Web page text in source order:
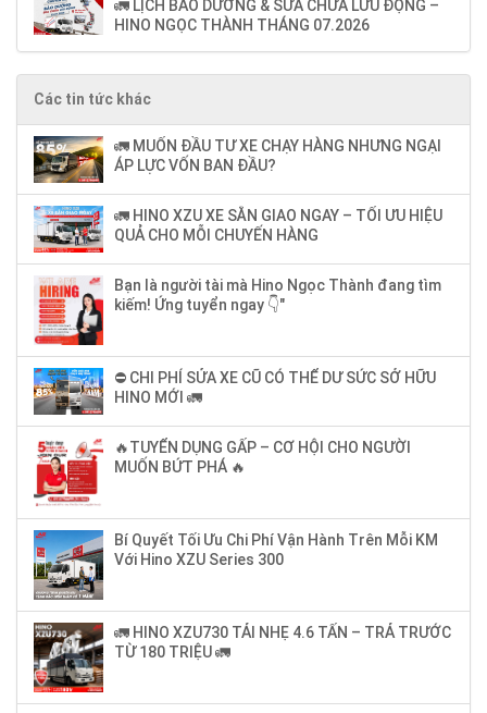
🚛 LỊCH BẢO DƯỠNG & SỬA CHỮA LƯU ĐỘNG –
HINO NGỌC THÀNH THÁNG 07.2026
Các tin tức khác
🚛 MUỐN ĐẦU TƯ XE CHẠY HÀNG NHƯNG NGẠI
ÁP LỰC VỐN BAN ĐẦU?
🚛 HINO XZU XE SẴN GIAO NGAY – TỐI ƯU HIỆU
QUẢ CHO MỖI CHUYẾN HÀNG
Bạn là người tài mà Hino Ngọc Thành đang tìm
kiếm! Ứng tuyển ngay 👇"
⛔ CHI PHÍ SỬA XE CŨ CÓ THỂ DƯ SỨC SỞ HỮU
HINO MỚI 🚛
🔥TUYỂN DỤNG GẤP – CƠ HỘI CHO NGƯỜI
MUỐN BỨT PHÁ 🔥
Bí Quyết Tối Ưu Chi Phí Vận Hành Trên Mỗi KM
Với Hino XZU Series 300
🚛 HINO XZU730 TẢI NHẸ 4.6 TẤN – TRẢ TRƯỚC
TỪ 180 TRIỆU 🚛